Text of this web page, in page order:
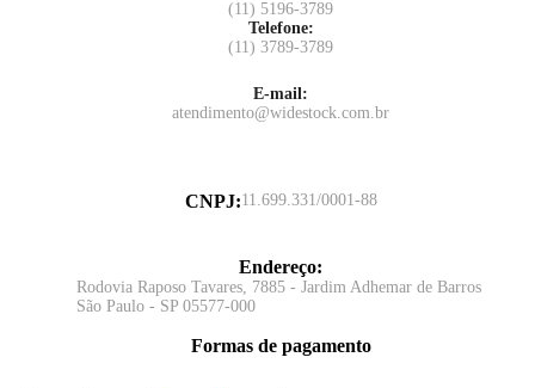
(11) 5196-3789
Telefone:
(11) 3789-3789
E-mail:
atendimento@widestock.com.br
CNPJ:11.699.331/0001-88
Endereço:
Rodovia Raposo Tavares, 7885 - Jardim Adhemar de Barros
São Paulo - SP 05577-000
Formas de pagamento